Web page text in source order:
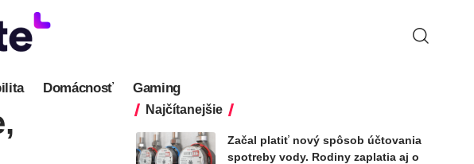
Domácnosť Gaming
Najčítanejšie
Začal platiť nový spôsob účtovania
spotreby vody. Rodiny zaplatia aj o